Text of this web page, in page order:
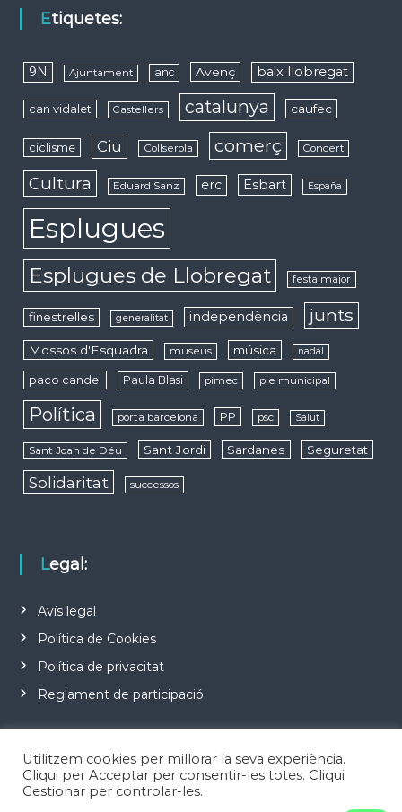
Etiquetes:
9N Ajuntament anc Avenç baix llobregat
can vidalet Castellers catalunya caufec
ciclisme Ciu Collserola comerç Concert
Cultura Eduard Sanz erc Esbart España
Esplugues
Esplugues de Llobregat festa major
finestrelles generalitat independència junts
Mossos d'Esquadra museus música nadal
paco candel Paula Blasi pimec ple municipal
Política porta barcelona PP psc Salut
Sant Joan de Déu Sant Jordi Sardanes Seguretat
Solidaritat successos
Legal:
Avís legal
Política de Cookies
Política de privacitat
Reglament de participació
Utilitzem cookies per millorar la seva experiència.
Cliqui per Acceptar per consentir-les totes. Cliqui
Gestionar per controlar-les.